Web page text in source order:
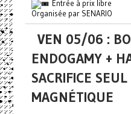
Entrée à prix libre
Organisée par SENARIO
VEN 05/06 :
ENDOGAMY +
SACRIFICE
MAGNÉTIQUE